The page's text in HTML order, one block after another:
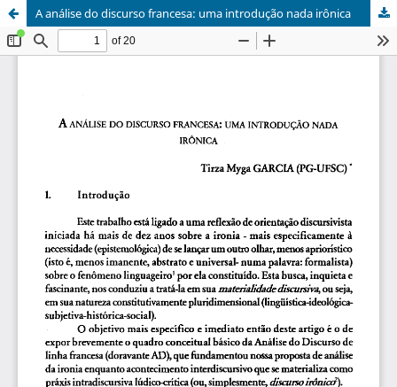
A análise do discurso francesa: uma introdução nada irônica